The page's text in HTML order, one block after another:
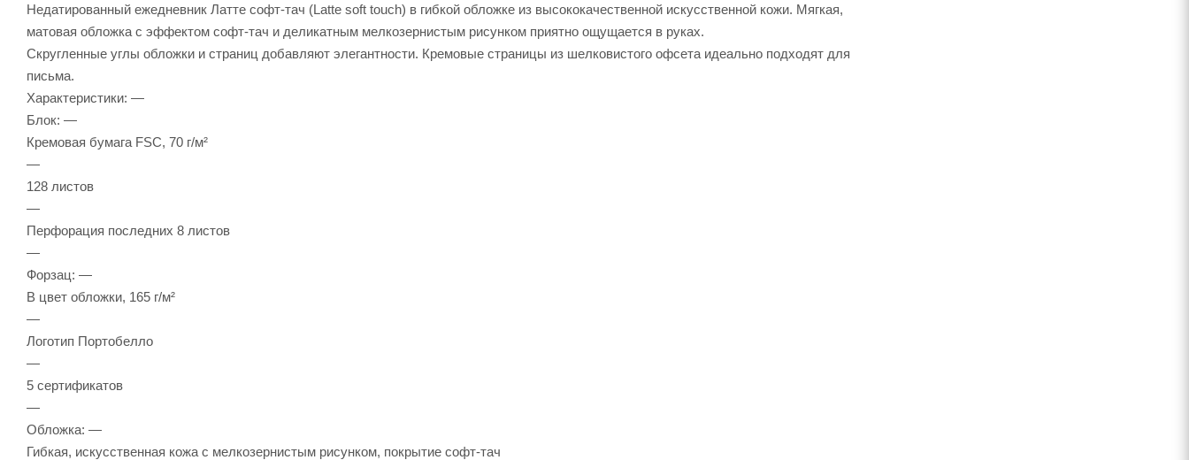
Недатированный ежедневник Латте софт-тач (Latte soft touch) в гибкой обложке из высококачественной искусственной кожи. Мягкая,
матовая обложка с эффектом софт-тач и деликатным мелкозернистым рисунком приятно ощущается в руках.
Скругленные углы обложки и страниц добавляют элегантности. Кремовые страницы из шелковистого офсета идеально подходят для
письма.
Характеристики: —
Блок: —
Кремовая бумага FSC, 70 г/м²
—
128 листов
—
Перфорация последних 8 листов
—
Форзац: —
В цвет обложки, 165 г/м²
—
Логотип Портобелло
—
5 сертификатов
—
Обложка: —
Гибкая, искусственная кожа с мелкозернистым рисунком, покрытие софт-тач